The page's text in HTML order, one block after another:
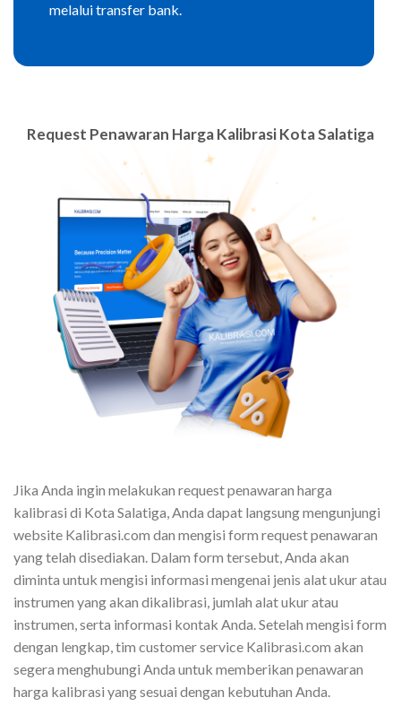
melalui transfer bank.
Request Penawaran Harga Kalibrasi Kota Salatiga
Jika Anda ingin melakukan request penawaran harga
kalibrasi di Kota Salatiga, Anda dapat langsung mengunjungi
website Kalibrasi.com dan mengisi form request penawaran
yang telah disediakan. Dalam form tersebut, Anda akan
diminta untuk mengisi informasi mengenai jenis alat ukur atau
instrumen yang akan dikalibrasi, jumlah alat ukur atau
instrumen, serta informasi kontak Anda. Setelah mengisi form
dengan lengkap, tim customer service Kalibrasi.com akan
segera menghubungi Anda untuk memberikan penawaran
harga kalibrasi yang sesuai dengan kebutuhan Anda.